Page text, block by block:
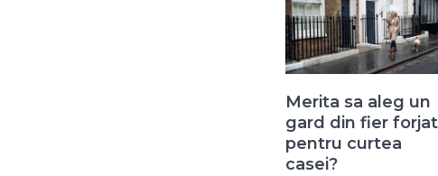
Merita sa aleg un
gard din fier forjat
pentru curtea
casei?